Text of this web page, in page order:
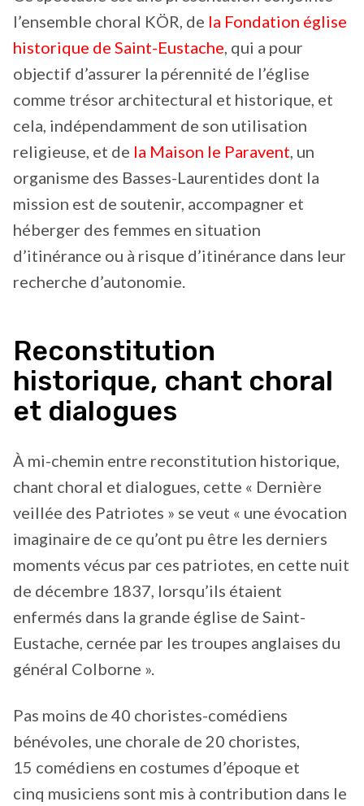
l’ensemble choral KÖR, de la Fondation église
historique de Saint-Eustache, qui a pour
objectif d’assurer la pérennité de l’église
comme trésor architectural et historique, et
cela, indépendamment de son utilisation
religieuse, et de la Maison le Paravent, un
organisme des Basses-Laurentides dont la
mission est de soutenir, accompagner et
héberger des femmes en situation
d’itinérance ou à risque d’itinérance dans leur
recherche d’autonomie.
Reconstitution
historique, chant choral
et dialogues
À mi-chemin entre reconstitution historique,
chant choral et dialogues, cette « Dernière
veillée des Patriotes » se veut « une évocation
imaginaire de ce qu’ont pu être les derniers
moments vécus par ces patriotes, en cette nuit
de décembre 1837, lorsqu’ils étaient
enfermés dans la grande église de Saint-
Eustache, cernée par les troupes anglaises du
général Colborne ».
Pas moins de 40 choristes-comédiens
bénévoles, une chorale de 20 choristes,
15 comédiens en costumes d’époque et
cinq musiciens sont mis à contribution dans le